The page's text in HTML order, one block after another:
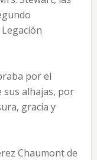
por el
alhajas, por
gracia y
Chaumont de